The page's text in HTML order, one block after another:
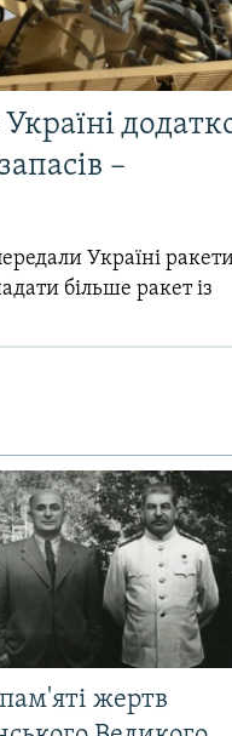
–
Україні
більше ракет із
жертв